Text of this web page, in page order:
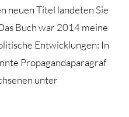
neuen Titel landeten Sie
Buch war 2014 meine
Entwicklungen: In
Propagandaparagraf
unter